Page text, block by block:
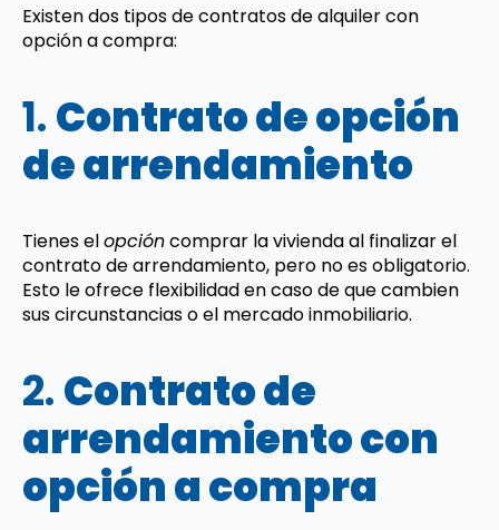
Existen dos tipos de contratos de alquiler con
opción a compra:
1.Contrato de opción
de arrendamiento
Tienes elopcióncomprar la vivienda al finalizar el
contrato de arrendamiento, pero no es obligatorio.
Esto le ofrece flexibilidad en caso de que cambien
sus circunstancias o el mercado inmobiliario.
2.Contrato de
arrendamiento con
opción a compra